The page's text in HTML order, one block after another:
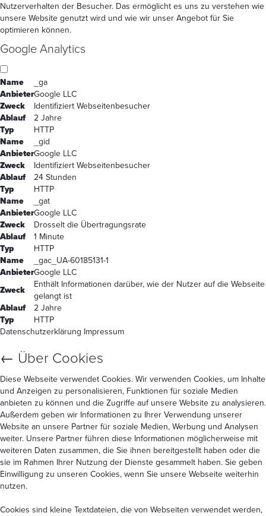
Nutzerverhalten der Besucher. Das ermöglicht es uns zu verstehen wie
unsere Website genutzt wird und wie wir unser Angebot für Sie
optimieren können.
Google Analytics
Name
_ga
AnbieterGoogle LLC
Zweck
Identifiziert Webseitenbesucher
Ablauf
2 Jahre
Typ
HTTP
Name
_gid
AnbieterGoogle LLC
Zweck
Identifiziert Webseitenbesucher
Ablauf
24 Stunden
Typ
HTTP
Name
_gat
AnbieterGoogle LLC
Zweck
Drosselt die Übertragungsrate
Ablauf
1 Minute
Typ
HTTP
Name
_gac_UA-60185131-1
AnbieterGoogle LLC
Zweck
Enthält Informationen darüber, wie der Nutzer auf die Webseite
gelangt ist
Ablauf
2 Jahre
Typ
HTTP
Datenschutzerklärung Impressum
← Über Cookies
Diese Webseite verwendet Cookies. Wir verwenden Cookies, um Inhalte
und Anzeigen zu personalisieren, Funktionen für soziale Medien
anbieten zu können und die Zugriffe auf unsere Website zu analysieren.
Außerdem geben wir Informationen zu Ihrer Verwendung unserer
Website an unsere Partner für soziale Medien, Werbung und Analysen
weiter. Unsere Partner führen diese Informationen möglicherweise mit
weiteren Daten zusammen, die Sie ihnen bereitgestellt haben oder die
sie im Rahmen Ihrer Nutzung der Dienste gesammelt haben. Sie geben
Einwilligung zu unseren Cookies, wenn Sie unsere Webseite weiterhin
nutzen.
Cookies sind kleine Textdateien, die von Webseiten verwendet werden,